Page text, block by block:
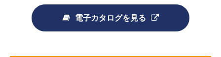
電子カタログを見る